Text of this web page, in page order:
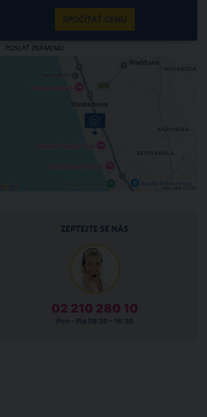
SPOČÍTAŤ CENU
POSLAŤ ZNÁMEMU
ZEPTEJTE SE NÁS
02 210 280 10
Pon - Pia 08:30 - 16:30